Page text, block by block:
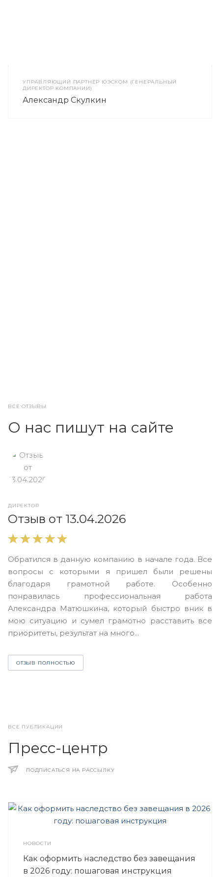
УПРАВЛЯЮЩИЙ ПАРТНЁР ЮЭСКОМ (ГЕНЕРАЛЬНЫЙ
ДИРЕКТОР КОМПАНИИ)
Александр Скулкин
ВСЕ ОТЗЫВЫ
О нас пишут на сайте
ДИРЕКТОР
Отзыв от 13.04.2026
Обратился в данную компанию в начале года. Все
вопросы с которыми я пришел были решены
благодаря грамотной работе. Особенно
понравилась профессиональная работа
Александра Матюшкина, который быстро вник в
мою ситуацию и сумел грамотно расставить все
приоритеты, результат на много...
ОТЗЫВ ПОЛНОСТЬЮ
ВСЕ ПУБЛИКАЦИИ
Пресс-центр
ПОДПИСАТЬСЯ НА РАССЫЛКУ
НОВОСТИ
Как оформить наследство без завещания
в 2026 году: пошаговая инструкция